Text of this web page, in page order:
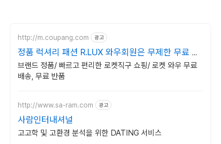
http://m.coupang.com 광고
정품 럭셔리 패션 R.LUX 와우회원은 무제한 무료 배
송
브랜드 정품/ 빠르고 편리한 로켓직구 쇼핑/ 로켓 와우 무료
배송, 무료 반품
http://www.sa-ram.com 광고
사람인터내셔널
고고학 및 고환경 분석을 위한 DATING 서비스